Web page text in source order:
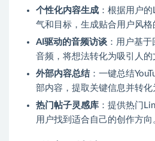
个性化内容生成 ：根据用户
气和目标，生成贴合用户风格
AI驱动的音频访谈 ：用户基
音频，将想法转化为吸引人的
外部内容总结：一键总结
部内容，提取关键信息并转化
热门帖子灵感库 ：提供热门
用户找到适合自己的创作方向